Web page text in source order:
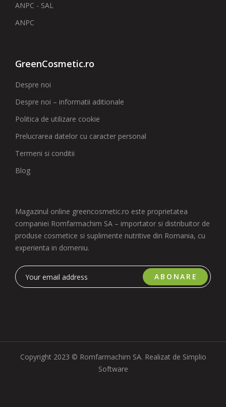
ANPC - SAL
ANPC
GreenCosmetic.ro
Despre noi
Despre noi – informatii aditionale
Politica de utilizare cookie
Prelucrarea datelor cu caracter personal
Termeni si conditii
Blog
Magazinul online greencosmetic.ro este proprietatea
companiei Romfarmachim SA – importator si distribuitor de
produse cosmetice si suplimente nutritive din Romania, cu
experienta in domeniu.
ABONARE
Copyright 2023 © Romfarmachim SA. Realizat de Simplio
Software